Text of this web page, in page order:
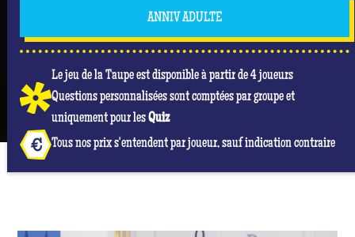
ANNIV ADULTE
Le jeu de la Taupe est disponible à partir de 4 joueurs
Questions personnalisées sont comptées par groupe et
uniquement pour lesQuiz
Tous nos prix s'entendent par joueur, sauf indication contraire